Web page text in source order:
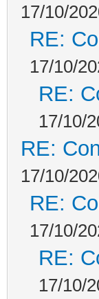
17/10/
RE:
17/10/
RE:
17/10/
RE:
17/10/
RE:
17/10/
RE:
17/10/